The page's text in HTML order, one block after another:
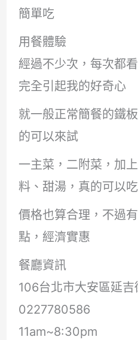
簡單吃
用餐體驗
經過不少次，每次都
完全引起我的好奇心
就一般正常簡餐的鐵
的可以來試
一主菜，二附菜，加
料、甜湯，真的可以
價格也算合理，不過
點，經濟實惠
餐廳資訊
106台北市大安區延吉
0227780586
11am~8:30pm